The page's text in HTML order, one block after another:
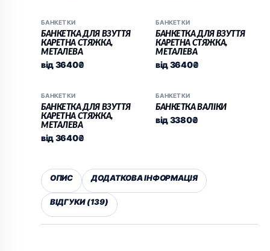
БАНКЕТКИ
БАНКЕТКА ДЛЯ ВЗУТТЯ
КАРЕТНА СТЯЖКА,
МЕТАЛЕВА
від3640₴
БАНКЕТКИ
БАНКЕТКА ДЛЯ ВЗУТТЯ
КАРЕТНА СТЯЖКА,
МЕТАЛЕВА
від3640₴
БАНКЕТКИ
БАНКЕТКА ДЛЯ ВЗУТТЯ
КАРЕТНА СТЯЖКА,
МЕТАЛЕВА
від3640₴
БАНКЕТКИ
БАНКЕТКА ВАЛІКИ
від3380₴
ОПИС ДОДАТКОВА ІНФОРМАЦІЯ
ВІДГУКИ (139)